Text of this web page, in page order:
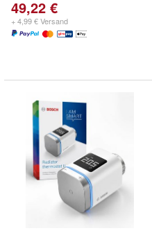
49,22 €
+ 4,99 € Versand